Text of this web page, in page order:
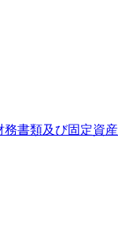
書類及び固定資